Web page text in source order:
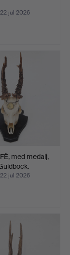
jul 2026
med medalj,
jul 2026